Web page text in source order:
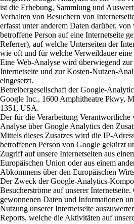
ist die Erhebung, Sammlung und
Verhalten von Besuchern von
erfasst unter anderem Daten darüber,
betroffene Person auf eine Internetseite
Referrer), auf welche Unterseiten der
wie oft und für welche Verweildauer eine
Eine Web-Analyse wird überwiegend
Internetseite und zur Kosten-Nutzen-
eingesetzt.
Betreibergesellschaft der Google-
Google Inc., 1600 Amphitheatre Pkwy,
1351, USA.
Der für die Verarbeitung Verantwortliche
Analyse über Google Analytics den
Mittels dieses Zusatzes wird die IP-
betroffenen Person von Google gekürzt
Zugriff auf unsere Internetseiten aus
Europäischen Union oder aus einem
Abkommens über den Europäischen
Der Zweck der Google-Analytics-
Besucherströme auf unserer
gewonnenen Daten und Informationen
Nutzung unserer Internetseite
Reports, welche die Aktivitäten auf